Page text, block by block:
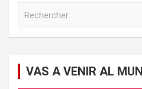
c
VAS A VENIR AL